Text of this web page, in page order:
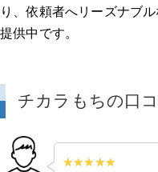
り、依頼者へリーズナブ
提供中です。
チカラもちの口コ